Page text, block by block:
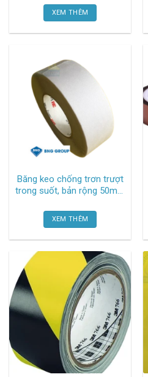
XEM THÊM
Băng keo chống trơn trượt
trong suốt, bản rộng 50mm
Clear 3m
XEM THÊM